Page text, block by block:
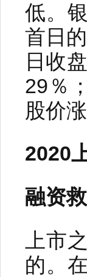
低。
首日
日收
29％
股价
2020
融资
上市
的。